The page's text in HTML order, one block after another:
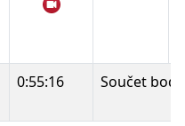
0:55:16 Součet